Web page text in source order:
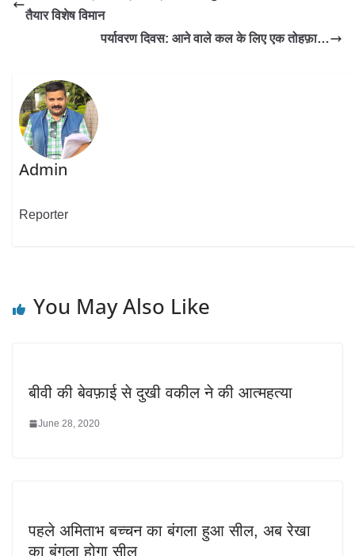
तैयार विशेष विमान
पर्यावरण दिवस: आने वाले कल के लिए एक तोहफ़ा…
Admin
Reporter
You May Also Like
बीवी की बेवफ़ाई से दुखी वकील ने की आत्महत्या
June 28, 2020
पहले अमिताभ बच्चन का बंगला हुआ सील, अब रेखा
का बंगला होगा सील